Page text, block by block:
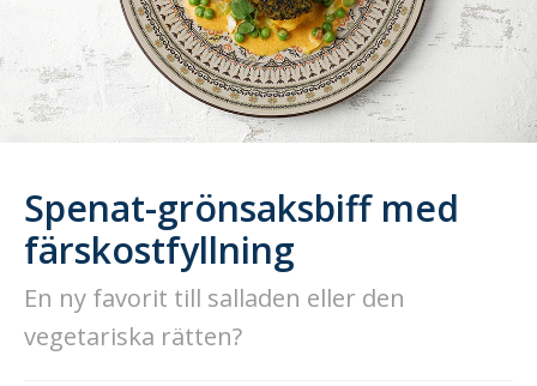
Spenat-grönsaksbiff med
färskostfyllning
En ny favorit till salladen eller den
vegetariska rätten?